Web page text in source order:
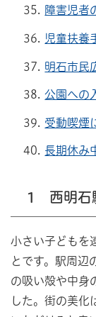
障害児者
児童扶養
明石市民
公園への
受動喫煙
長期休み
1 西明石
小さい子どもを
とです。駅周辺
の吸い殻や中身
した。街の美化